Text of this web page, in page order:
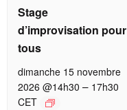
Stage
d’improvisation pour
tous
dimanche 15 novembre
2026 @14h30 – 17h30
CET